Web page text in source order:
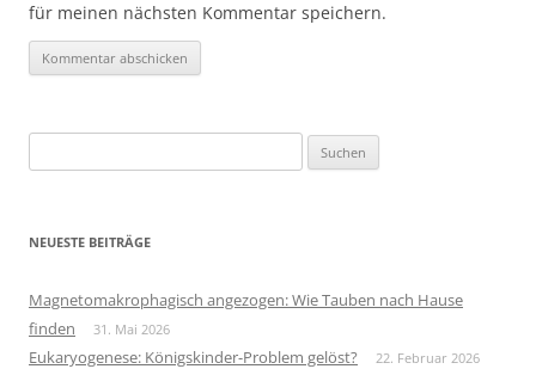
für meinen nächsten Kommentar speichern.
nach:
NEUESTE BEITRÄGE
Magnetomakrophagisch angezogen: Wie Tauben nach Hause
finden
31. Mai 2026
Eukaryogenese: Königskinder-Problem gelöst? 22. Februar 2026